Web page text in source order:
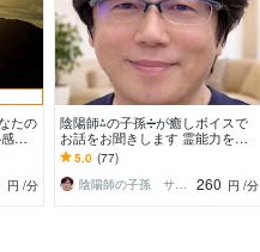
たの
を
さ
円 /分
陰陽師⁂の子孫➗が癒しボイスで
お話をお聞きします 霊能力をフ
ルパワーであなたの為に駆使して
お悩みを解決します
5.0 (77)
陰陽師の子孫 サトル
260 円 /分